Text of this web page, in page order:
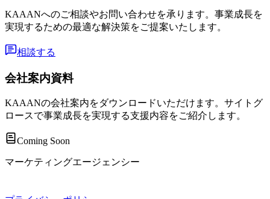
KAAANへのご相談やお問い合わせを承ります。事業成長を
実現するための最適な解決策をご提案いたします。
相談する
会社案内資料
KAAANの会社案内をダウンロードいただけます。サイトグ
ロースで事業成長を実現する支援内容をご紹介します。
Coming Soon
マーケティングエージェンシー